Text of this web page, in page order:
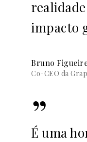
impacto
Bruno
Co-CEO da
”
É uma